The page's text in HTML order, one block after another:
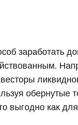
заработать
обернутые
выгодно как